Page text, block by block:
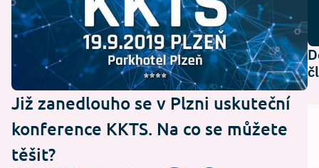
Již zanedlouho se v Plzni uskuteční
konference KKTS. Na co se můžete
těšit?